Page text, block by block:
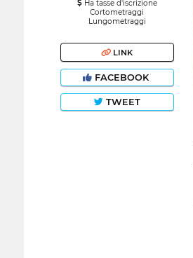
Ha tasse d'iscrizione
Cortometraggi
Lungometraggi
LINK
FACEBOOK
TWEET